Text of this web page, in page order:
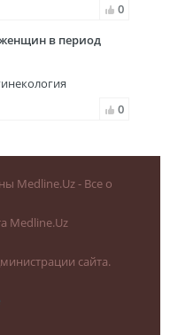
0
в период
0
Medline.Uz - Все о
Medline.Uz
сайта.